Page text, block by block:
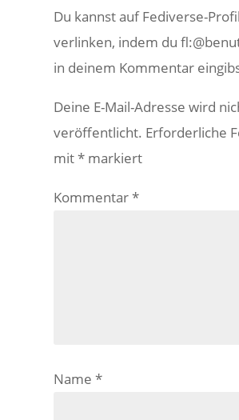
Du kannst auf Fediverse-
verlinken, indem du
in deinem Kommentar
Deine E-Mail-Adresse wird
veröffentlicht. Erforderliche
mit* markiert
Kommentar*
Name*